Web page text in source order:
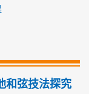
和弦技法探究